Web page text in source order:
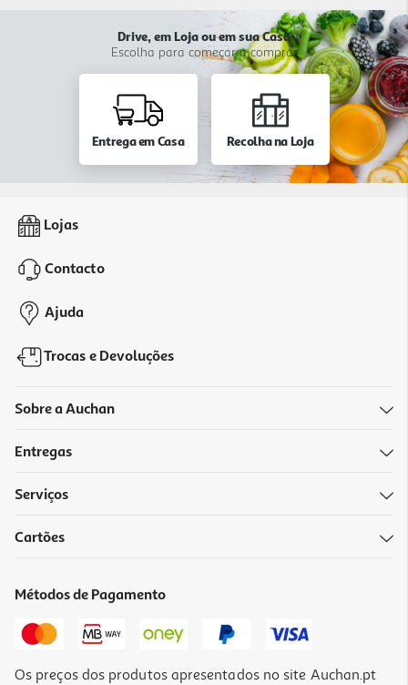
Drive, em Loja ou em sua Casa
Escolha para começar a comprar
Entrega em Casa Recolha na Loja
Lojas
Contacto
Ajuda
Trocas e Devoluções
Sobre a Auchan
Entregas
Serviços
Cartões
Métodos de Pagamento
Os preços dos produtos apresentados no site Auchan.pt